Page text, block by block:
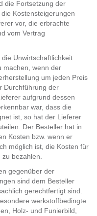
die Fortsetzung der
Kostensteigerungen
vor, die erbrachte
vom Vertrag
Unwirtschaftlichkeit
machen, wenn der
um jeden Preis
Durchführung der
aufgrund dessen
war, dass die
ist, so hat der Lieferer
Der Besteller hat in
Kosten bzw. wenn er
möglich ist, die Kosten für
bezahlen.
gegenüber der
sind dem Besteller
gerechtfertigt sind.
werkstoffbedingte
Holz- und Funierbild,